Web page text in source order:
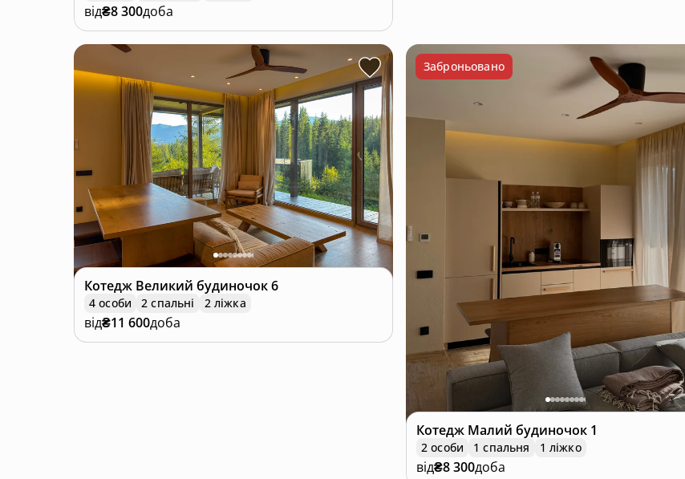
від₴8 300доба
Котедж Великий будиночок 6
4 особи 2 спальні 2 ліжка
від₴11 600доба
Заброньовано
Котедж Малий будиночок 1
2 особи 1 спальня 1 ліжко
від₴8 300доба